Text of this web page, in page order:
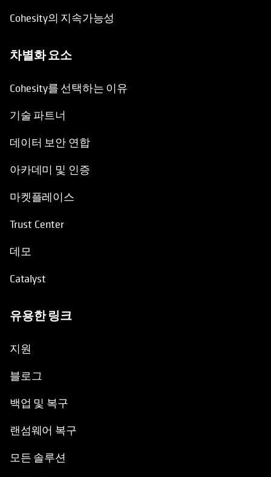
Cohesity의 지속가능성
차별화 요소
Cohesity를 선택하는 이유
기술 파트너
데이터 보안 연합
아카데미 및 인증
마켓플레이스
Trust Center
데모
Catalyst
유용한 링크
지원
블로그
백업 및 복구
랜섬웨어 복구
모든 솔루션